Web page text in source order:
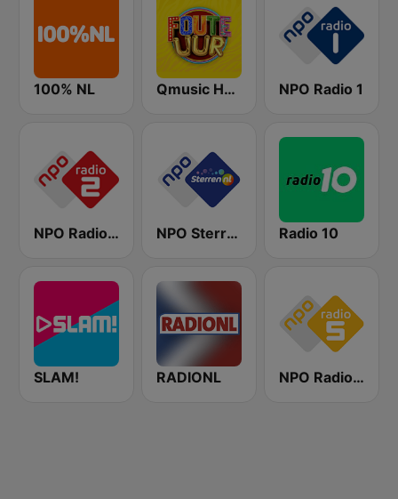
100% NL Qmusic Het Foute Uur NPO Radio 1
NPO Radio 2 NPO Sterren Radio 10
SLAM! RADIONL NPO Radio 5